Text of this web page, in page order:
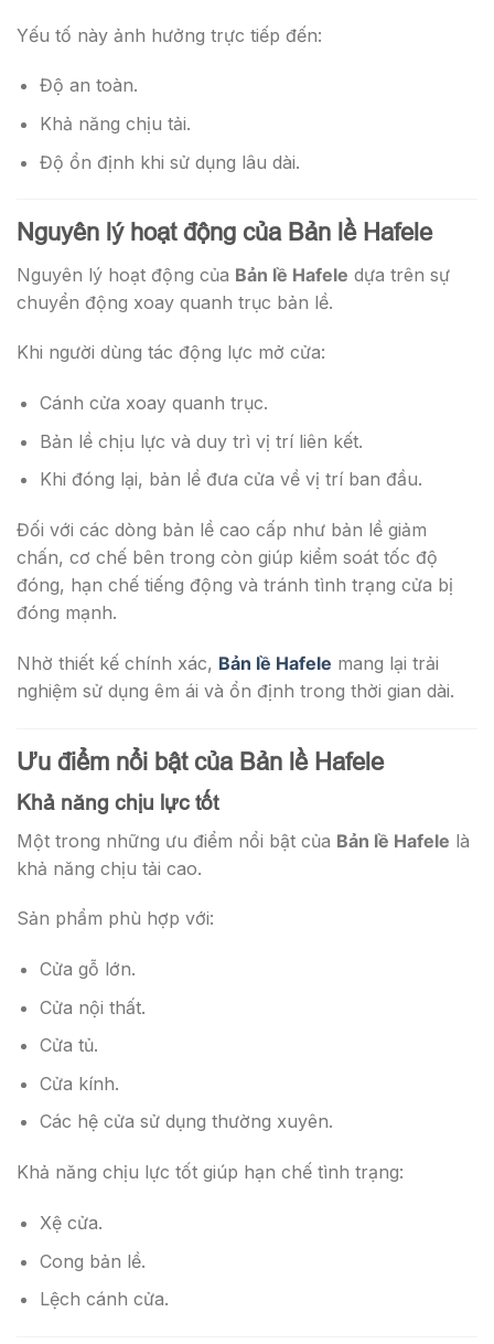
Yếu tố này ảnh hưởng trực tiếp đến:
Độ an toàn.
Khả năng chịu tải.
Độ ổn định khi sử dụng lâu dài.
Nguyên lý hoạt động của Bản lề Hafele
Nguyên lý hoạt động của Bản lề Hafele dựa trên sự
chuyển động xoay quanh trục bản lề.
Khi người dùng tác động lực mở cửa:
Cánh cửa xoay quanh trục.
Bản lề chịu lực và duy trì vị trí liên kết.
Khi đóng lại, bản lề đưa cửa về vị trí ban đầu.
Đối với các dòng bản lề cao cấp như bản lề giảm
chấn, cơ chế bên trong còn giúp kiểm soát tốc độ
đóng, hạn chế tiếng động và tránh tình trạng cửa bị
đóng mạnh.
Nhờ thiết kế chính xác, Bản lề Hafele mang lại trải
nghiệm sử dụng êm ái và ổn định trong thời gian dài.
Ưu điểm nổi bật của Bản lề Hafele
Khả năng chịu lực tốt
Một trong những ưu điểm nổi bật của Bản lề Hafele là
khả năng chịu tải cao.
Sản phẩm phù hợp với:
Cửa gỗ lớn.
Cửa nội thất.
Cửa tủ.
Cửa kính.
Các hệ cửa sử dụng thường xuyên.
Khả năng chịu lực tốt giúp hạn chế tình trạng:
Xệ cửa.
Cong bản lề.
Lệch cánh cửa.